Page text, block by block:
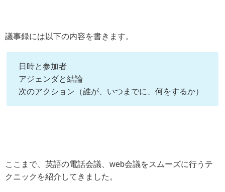
議事録には以下の内容を書きます。
日時と参加者
アジェンダと結論
次のアクション（誰が、いつまでに、何をするか）
ここまで、英語の電話会議、web会議をスムーズに行うテ
クニックを紹介してきました。